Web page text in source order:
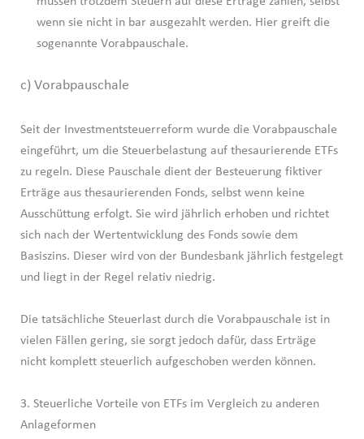
wenn sie nicht in bar ausgezahlt werden. Hier greift die
sogenannte Vorabpauschale.
c) Vorabpauschale
Seit der Investmentsteuerreform wurde die Vorabpauschale
eingeführt, um die Steuerbelastung auf thesaurierende ETFs
zu regeln. Diese Pauschale dient der Besteuerung fiktiver
Erträge aus thesaurierenden Fonds, selbst wenn keine
Ausschüttung erfolgt. Sie wird jährlich erhoben und richtet
sich nach der Wertentwicklung des Fonds sowie dem
Basiszins. Dieser wird von der Bundesbank jährlich festgelegt
und liegt in der Regel relativ niedrig.
Die tatsächliche Steuerlast durch die Vorabpauschale ist in
vielen Fällen gering, sie sorgt jedoch dafür, dass Erträge
nicht komplett steuerlich aufgeschoben werden können.
3. Steuerliche Vorteile von ETFs im Vergleich zu anderen
Anlageformen